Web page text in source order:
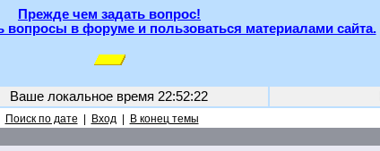
Прежде чем задать вопрос!
вопросы в форуме и пользоваться материалами сайта.
Ваше локальное время 22:52:22
Поиск по дате Вход| В конец темы